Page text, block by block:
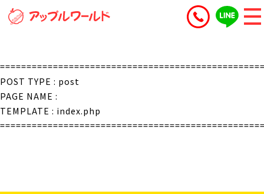
POST TYPE : post
PAGE NAME :
TEMPLATE : index.php